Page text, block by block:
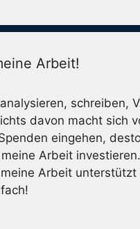
Arbeit!
schreiben,
davon macht sich
eingehen,
Arbeit
Arbeit unterstützt